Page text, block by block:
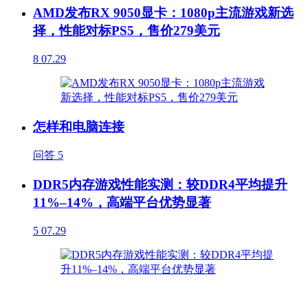
AMD发布RX 9050显卡：1080p主流游戏新选
择，性能对标PS5，售价279美元
8 07.29
怎样和电脑连接
问答 5
DDR5内存游戏性能实测：较DDR4平均提升
11%–14%，高端平台优势显著
5 07.29